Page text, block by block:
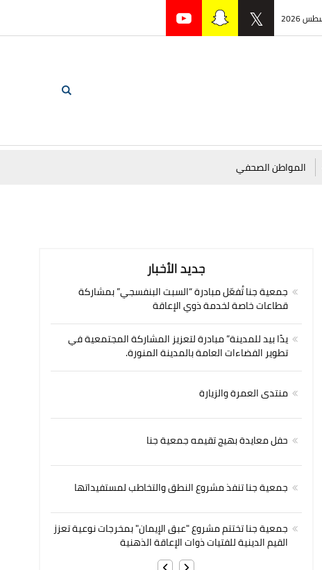
المواطن الصحفي
جديد الأخبار
جمعية جنا تُفعّل مبادرة “السبت البنفسجي” بمشاركة
قطاعات خاصة لخدمة ذوي الإعاقة
يدًا بيد للمدينة” مبادرة لتعزيز المشاركة المجتمعية في
تطوير الفضاءات العامة بالمدينة المنورة.
منتدى العمرة والزيارة
حفل معايدة بهيج تقيمه جمعية جنا
جمعية جنا تنفذ مشروع النطق والتخاطب لمستفيداتها
جمعية جنا تختتم مشروع "عبق الإيمان" بمخرجات نوعية تعزز
القيم الدينية للفتيات ذوات الإعاقة الذهنية